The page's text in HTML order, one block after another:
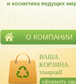
и косметика ведущих
О КОМПАНИИ
ВАША
КОРЗИНА:
товаров:0
сумма: 0р.
оформить